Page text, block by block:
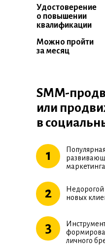
Можно пройти
за месяц
Удостоверение
о повышении
квалификации
SMM-
или
в
маркетинга
1
Недорогой
новых
2
личного
3